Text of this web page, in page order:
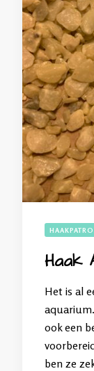
Haak
Het is al
ook een
ben ze